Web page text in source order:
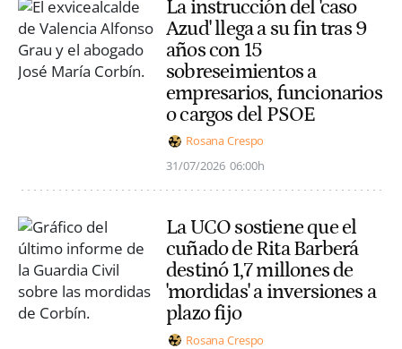
La instrucción del 'caso
Azud' llega a su fin tras 9
años con 15
sobreseimientos a
empresarios, funcionarios
o cargos del PSOE
Rosana Crespo
31/07/2026 06:00h
La UCO sostiene que el
cuñado de Rita Barberá
destinó 1,7 millones de
'mordidas' a inversiones a
plazo fijo
Rosana Crespo